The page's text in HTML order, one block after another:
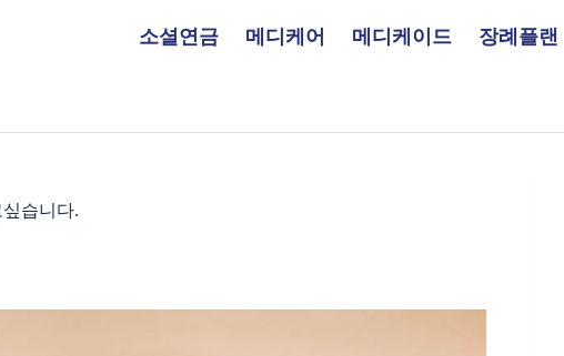
소셜연금 메디케어 메디케이드 장례플랜
습니다.